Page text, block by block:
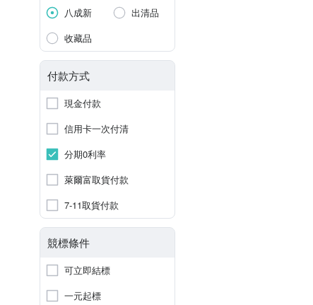
八成新
出清品
收藏品
付款方式
現金付款
信用卡一次付清
分期0利率
萊爾富取貨付款
7-11取貨付款
競標條件
可立即結標
一元起標